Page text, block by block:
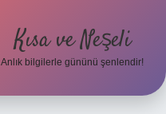
Kısa ve Neşeli
Anlık bilgilerle gününü şenlendir!